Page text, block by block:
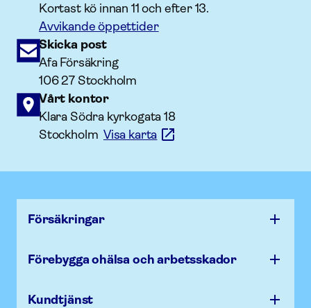
Kortast kö innan 11 och efter 13.
Avvikande öppettider
Skicka post
Afa Försäkring
106 27 Stockholm
Vårt kontor
Klara Södra kyrkogata 18
StockholmVisa karta
Försäk­ringar
Förebygga ohälsa och arbets­skador
Kundtjänst